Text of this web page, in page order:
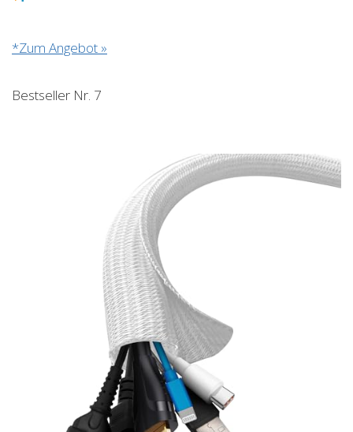
*Zum Angebot »
Bestseller Nr. 7